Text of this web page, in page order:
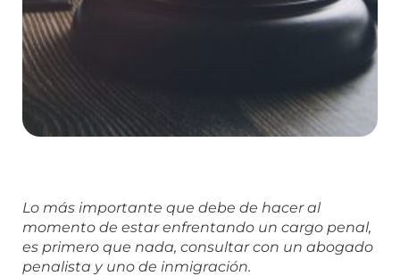
Lo más importante que debe de hacer al
momento de estar enfrentando un cargo penal,
es primero que nada, consultar con un abogado
penalista y uno de inmigración.